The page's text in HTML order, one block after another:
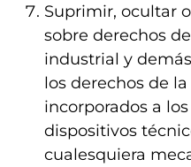
Suprimir, ocultar
sobre derechos
industrial y
los derechos de
incorporados a
dispositivos
cualesquiera